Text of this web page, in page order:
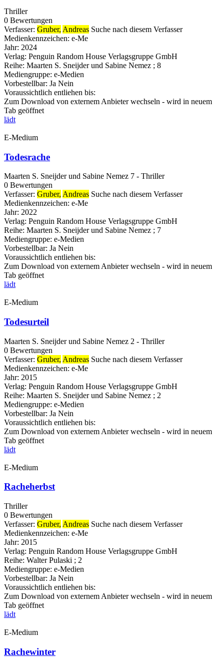
Thriller
0 Bewertungen
Verfasser: Gruber, Andreas Suche nach diesem Verfasser
Medienkennzeichen: e-Me
Jahr: 2024
Verlag: Penguin Random House Verlagsgruppe GmbH
Reihe: Maarten S. Sneijder und Sabine Nemez ; 8
Mediengruppe: e-Medien
Vorbestellbar: Ja Nein
Voraussichtlich entliehen bis:
Zum Download von externem Anbieter wechseln - wird in neuem
Tab geöffnet
lädt
E-Medium
Todesrache
Maarten S. Sneijder und Sabine Nemez 7 - Thriller
0 Bewertungen
Verfasser: Gruber, Andreas Suche nach diesem Verfasser
Medienkennzeichen: e-Me
Jahr: 2022
Verlag: Penguin Random House Verlagsgruppe GmbH
Reihe: Maarten S. Sneijder und Sabine Nemez ; 7
Mediengruppe: e-Medien
Vorbestellbar: Ja Nein
Voraussichtlich entliehen bis:
Zum Download von externem Anbieter wechseln - wird in neuem
Tab geöffnet
lädt
E-Medium
Todesurteil
Maarten S. Sneijder und Sabine Nemez 2 - Thriller
0 Bewertungen
Verfasser: Gruber, Andreas Suche nach diesem Verfasser
Medienkennzeichen: e-Me
Jahr: 2015
Verlag: Penguin Random House Verlagsgruppe GmbH
Reihe: Maarten S. Sneijder und Sabine Nemez ; 2
Mediengruppe: e-Medien
Vorbestellbar: Ja Nein
Voraussichtlich entliehen bis:
Zum Download von externem Anbieter wechseln - wird in neuem
Tab geöffnet
lädt
E-Medium
Racheherbst
Thriller
0 Bewertungen
Verfasser: Gruber, Andreas Suche nach diesem Verfasser
Medienkennzeichen: e-Me
Jahr: 2015
Verlag: Penguin Random House Verlagsgruppe GmbH
Reihe: Walter Pulaski ; 2
Mediengruppe: e-Medien
Vorbestellbar: Ja Nein
Voraussichtlich entliehen bis:
Zum Download von externem Anbieter wechseln - wird in neuem
Tab geöffnet
lädt
E-Medium
Rachewinter